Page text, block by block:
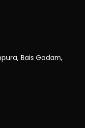
Bais Godam,